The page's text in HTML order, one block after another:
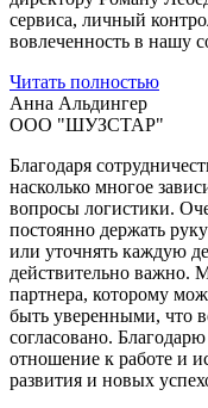
сервиса, личный
вовлеченность в нашу
Читать полностью
Анна Альдингер
ООО "ШУЗСТАР"
Благодаря
насколько многое
вопросы логистики.
постоянно держать
или уточнять каждую
действительно
партнера, которому
быть уверенными, что
согласовано.
отношение к работе и
развития и новых